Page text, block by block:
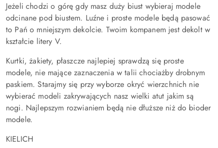
Jeżeli chodzi o górę gdy masz duży biust wybieraj modele
odcinane pod biustem. Luźne i proste modele będą pasować
to Pań o mniejszym dekolcie. Twoim kompanem jest dekolt w
kształcie litery V.
Kurtki, żakiety, płaszcze najlepiej sprawdzą się proste
modele, nie mające zaznaczenia w talii chociażby drobnym
paskiem. Starajmy się przy wyborze okryć wierzchnich nie
wybierać modeli zakrywających nasz wielki atut jakim są
nogi. Najlepszym rozwianiem będą nie dłuższe niż do bioder
modele.
KIELICH